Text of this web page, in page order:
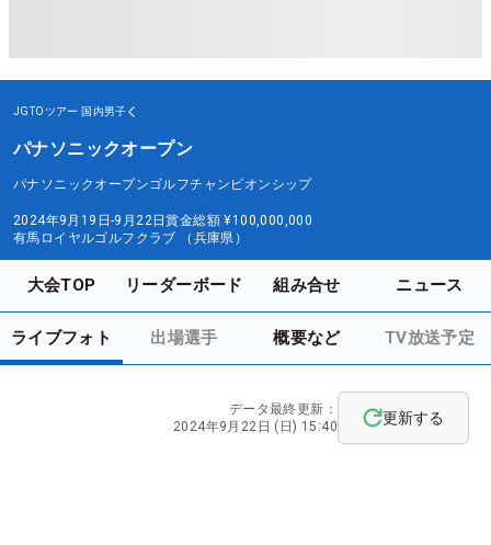
JGTOツアー 国内男子
パナソニックオープン
パナソニックオープンゴルフチャンピオンシップ
2024年9月19日-9月22日賞金総額 ¥100,000,000
有馬ロイヤルゴルフクラブ （兵庫県）
大会TOP リーダーボード 組み合せ ニュース
ライブフォト 出場選手 概要など TV放送予定
データ最終更新：
2024年9月22日 (日) 15:40
更新する